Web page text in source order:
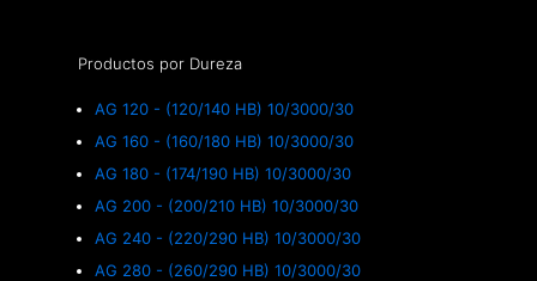
Productos por Dureza
AG 120 - (120/140 HB) 10/3000/30
AG 160 - (160/180 HB) 10/3000/30
AG 180 - (174/190 HB) 10/3000/30
AG 200 - (200/210 HB) 10/3000/30
AG 240 - (220/290 HB) 10/3000/30
AG 280 - (260/290 HB) 10/3000/30